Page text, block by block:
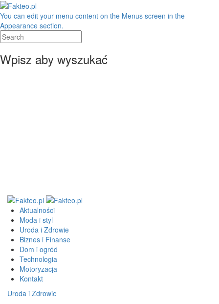
You can edit your menu content on the Menus screen in the
Appearance section.
Wpisz aby wyszukać
Aktualności
Moda i styl
Uroda i Zdrowie
Biznes i Finanse
Dom i ogród
Technologia
Motoryzacja
Kontakt
Uroda i Zdrowie